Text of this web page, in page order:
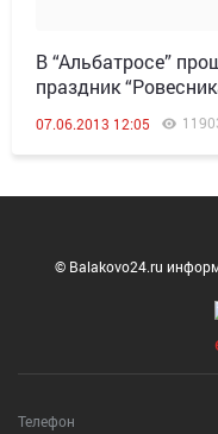
В “Альбатросе”
праздник
07.06.2013 12:05
© Balakovo24.ru
Телефон